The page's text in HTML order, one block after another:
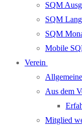
SQM
SQM
SQM
Mobile
Verein
Aus dem
Mitglied